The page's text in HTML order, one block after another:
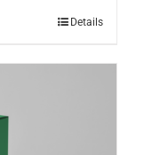
Details